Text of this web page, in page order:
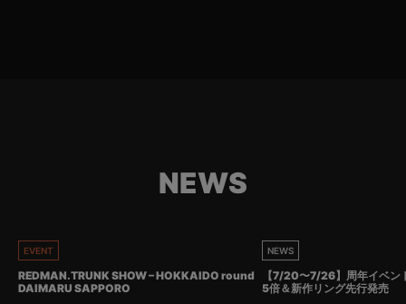
NEWS
EVENT
REDMAN.TRUNK SHOW – HOKKAIDO round
DAIMARU SAPPORO
NEWS
【7/20〜7/26】周年イベン
5倍＆新作リング先行発売